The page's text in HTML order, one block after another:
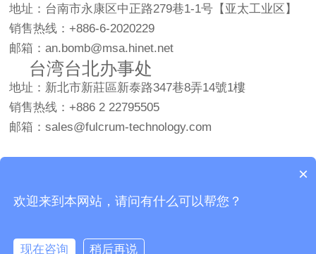
地址：台南市永康区中正路279巷1-1号【亚太工业区】
销售热线：+886-6-2020229
邮箱：an.bomb@msa.hinet.net
台湾台北办事处
地址：新北市新莊區新泰路347巷8弄14號1樓
销售热线：+886 2 22795505
邮箱：sales@fulcrum-technology.com
Copyright © 2026 广东三恩时科技有限公司 版权所有
×
欢迎来到本网站，请问有什么可以帮您？
现在咨询 稍后再说